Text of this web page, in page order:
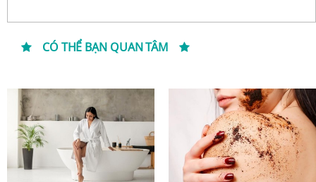
CÓ THỂ BẠN QUAN TÂM